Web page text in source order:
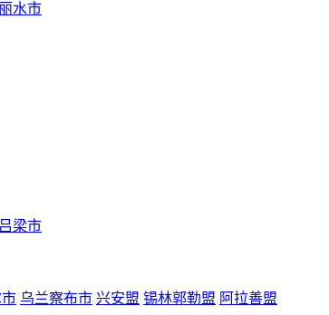
丽水市
吕梁市
乌兰察布市 兴安盟 锡林郭勒盟 阿拉善盟